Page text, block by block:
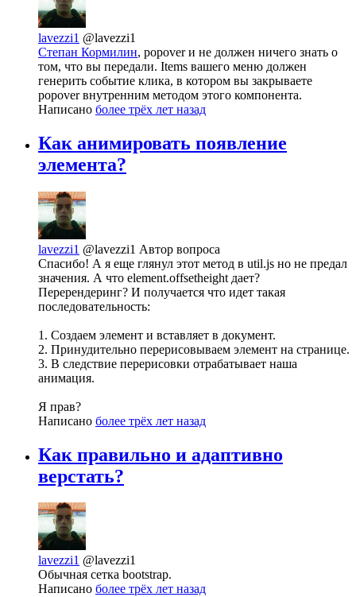
lavezzi1 @lavezzi1
Степан Кормилин, popover и не должен ничего знать о
том, что вы передали. Items вашего меню должен
генерить событие клика, в котором вы закрываете
popover внутренним методом этого компонента.
Написано более трёх лет назад
Как анимировать появление
элемента?
lavezzi1 @lavezzi1 Автор вопроса
Спасибо! А я еще глянул этот метод в util.js но не предал
значения. А что element.offsetheight дает?
Перерендеринг? И получается что идет такая
последовательность:
1. Создаем элемент и вставляет в документ.
2. Принудительно перерисовываем элемент на странице.
3. В следствие перерисовки отрабатывает наша
анимация.
Я прав?
Написано более трёх лет назад
Как правильно и адаптивно
верстать?
lavezzi1 @lavezzi1
Обычная сетка bootstrap.
Написано более трёх лет назад